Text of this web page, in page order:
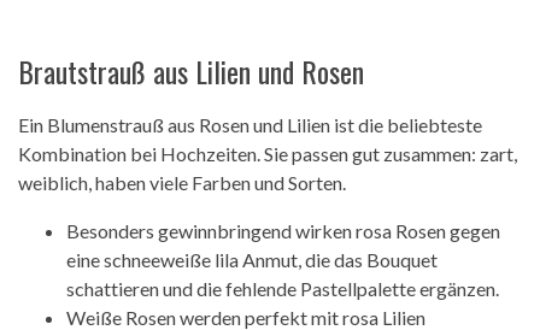
Brautstrauß aus Lilien und Rosen
Ein Blumenstrauß aus Rosen und Lilien ist die beliebteste
Kombination bei Hochzeiten. Sie passen gut zusammen: zart,
weiblich, haben viele Farben und Sorten.
Besonders gewinnbringend wirken rosa Rosen gegen
eine schneeweiße lila Anmut, die das Bouquet
schattieren und die fehlende Pastellpalette ergänzen.
Weiße Rosen werden perfekt mit rosa Lilien